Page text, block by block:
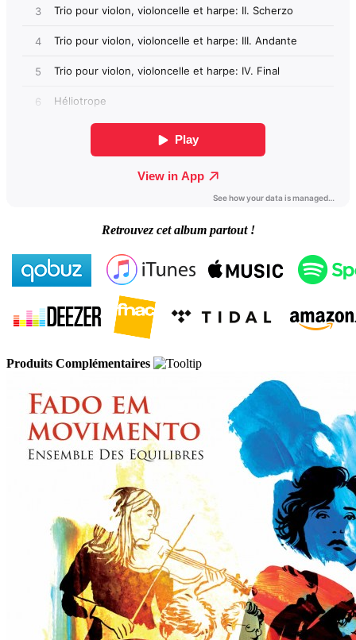
Retrouvez cet album partout !
Produits Complémentaires